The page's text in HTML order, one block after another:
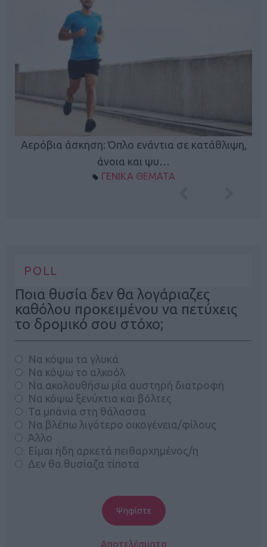
Αερόβια άσκηση: Όπλο ενάντια σε κατάθλιψη,
άνοια και ψυ…
ΓΕΝΙΚΑ ΘΕΜΑΤΑ
POLL
Ποια θυσία δεν θα λογάριαζες
καθόλου προκειμένου να πετύχεις
το δρομικό σου στόχο;
Να κόψω τα γλυκά
Να κόψω το αλκοόλ
Να ακολουθήσω μία αυστηρή διατροφή
Να κόψω ξενύχτια και βόλτες
Τα μπάνια στη θάλασσα
Να βλέπω λιγότερο οικογένεια/φίλους
Άλλο
Είμαι ήδη αρκετά πειθαρχημένος/η
Δεν θα θυσίαζα τίποτα
Αποτελέσματα